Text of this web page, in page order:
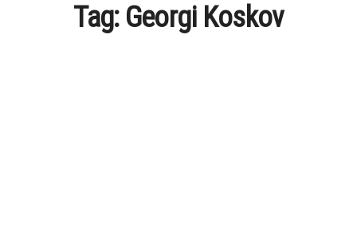
Tag: Georgi Koskov